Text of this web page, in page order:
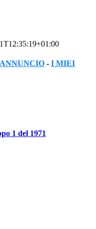
- I MIEI
1 del 1971